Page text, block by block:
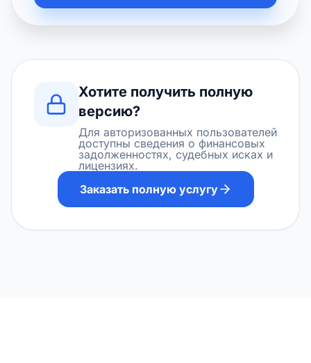
Хотите получить полную
версию?
Для авторизованных пользователей
доступны сведения о финансовых
задолженностях, судебных исках и
лицензиях.
Заказать полную услугу